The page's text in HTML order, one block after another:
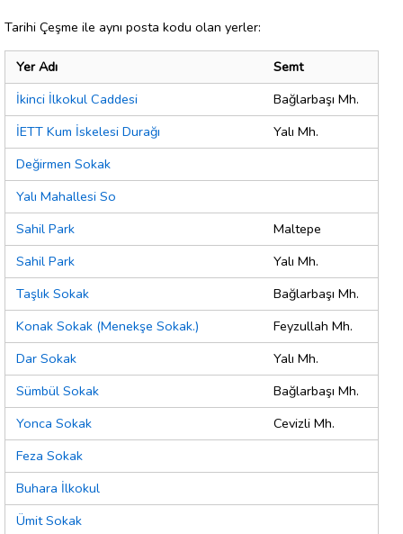
Tarihi Çeşme ile aynı posta kodu olan yerler:
Yer Adı
Semt
İkinci İlkokul Caddesi
Bağlarbaşı Mh.
İETT Kum İskelesi Durağı
Yalı Mh.
Değirmen Sokak
Yalı Mahallesi So
Sahil Park
Maltepe
Sahil Park
Yalı Mh.
Taşlık Sokak
Bağlarbaşı Mh.
Konak Sokak (Menekşe Sokak.)
Feyzullah Mh.
Dar Sokak
Yalı Mh.
Sümbül Sokak
Bağlarbaşı Mh.
Yonca Sokak
Cevizli Mh.
Feza Sokak
Buhara İlkokul
Ümit Sokak